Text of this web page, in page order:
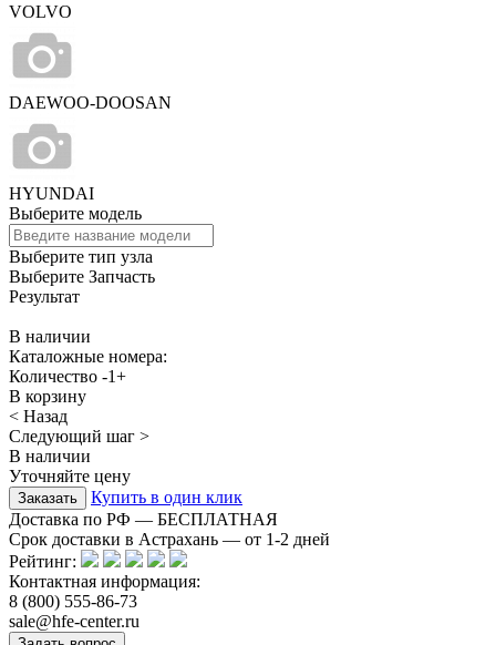
VOLVO
DAEWOO-DOOSAN
HYUNDAI
Выберите модель
Выберите тип узла
Выберите Запчасть
Результат
В наличии
Каталожные номера:
Количество -1+
В корзину
< Назад
Следующий шаг >
В наличии
Уточняйте цену
Купить в один клик
Доставка по РФ — БЕСПЛАТНАЯ
Срок доставки в Астрахань — от 1-2 дней
Рейтинг:
Контактная информация:
8 (800) 555-86-73
sale@hfe-center.ru